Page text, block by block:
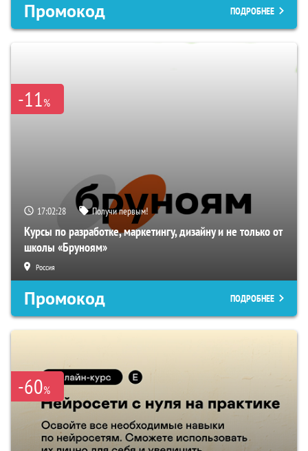
Промокод ПОДРОБНЕЕ
-11%
17:02:27 Получи первым!
Курсы по разработке, маркетингу, дизайну и не только от
школы «Бруноям»
Россия
Промокод ПОДРОБНЕЕ
-60%